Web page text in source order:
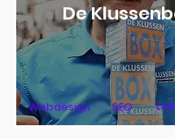
De
SEO
Webdesign